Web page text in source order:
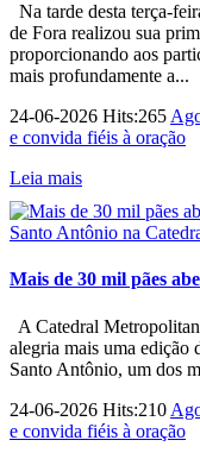
Na tarde desta terça-
de Fora realizou sua
proporcionando aos
mais profundamente a...
24-06-2026 Hits:265
e convida fiéis à oração
Leia mais
Mais de 30 mil pães
A Catedral
alegria mais uma edição
Santo Antônio, um dos
24-06-2026 Hits:210
e convida fiéis à oração